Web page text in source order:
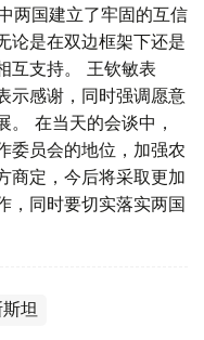
两国建立了牢固的互信
论是在双边框架下还是
互支持。 王钦敏表
示感谢，同时强调愿意
。 在当天的会谈中，
委员会的地位，加强农
商定，今后将采取更加
，同时要切实落实两国
坦